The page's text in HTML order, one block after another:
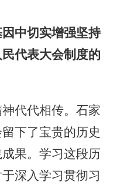
中切实增强坚持
代表大会制度的
代代相传。石家
下了宝贵的历史
果。学习这段历
深入学习贯彻习